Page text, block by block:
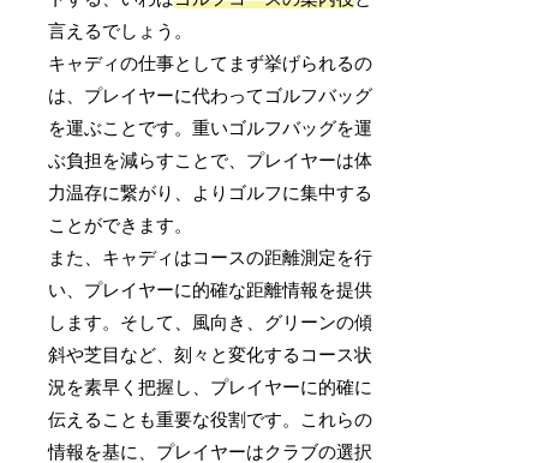
言えるでしょう。
キャディの仕事としてまず挙げられるの
は、プレイヤーに代わってゴルフバッグ
を運ぶことです。重いゴルフバッグを運
ぶ負担を減らすことで、プレイヤーは体
力温存に繋がり、よりゴルフに集中する
ことができます。
また、キャディはコースの距離測定を行
い、プレイヤーに的確な距離情報を提供
します。そして、風向き、グリーンの傾
斜や芝目など、刻々と変化するコース状
況を素早く把握し、プレイヤーに的確に
伝えることも重要な役割です。これらの
情報を基に、プレイヤーはクラブの選択